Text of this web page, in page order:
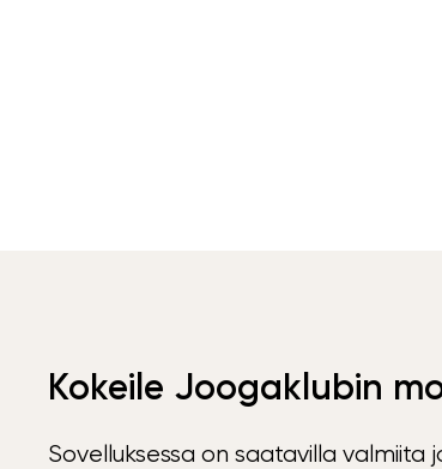
Kokeile Joogaklubin
Sovelluksessa on saatavilla